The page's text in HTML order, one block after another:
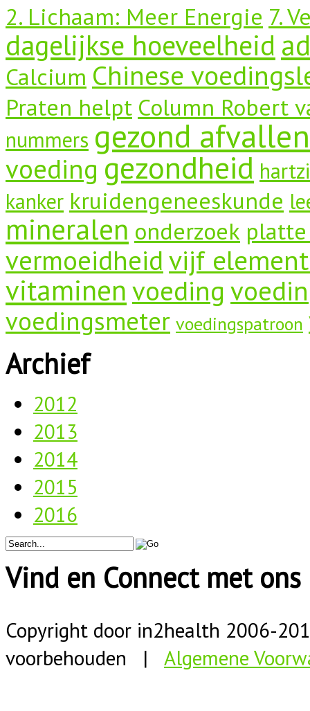
2. Lichaam: Meer Energie 7.
dagelijkse hoeveelheid
Calcium Chinese
Praten helpt Column Robert
nummers gezond afvallen
voeding gezondheid
kanker kruidengeneeskunde
mineralen onderzoek
vermoeidheidvijf
vitaminenvoeding
voedingsmeter voedingspatroon
Archief
2012
2013
2014
2015
2016
Vind en Connect met ons
Copyright door in2health 2006-
voorbehouden | Algemene